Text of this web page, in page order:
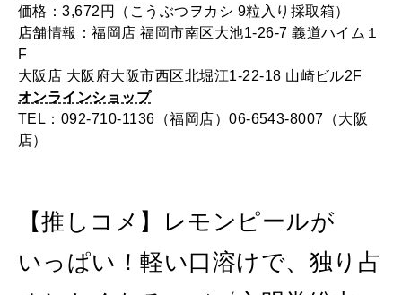
価格：3,672円（こうぶつヲカシ 9粒入り採取箱）
店舗情報：福岡店 福岡市南区大池1-26-7 義道ハイム１
F
大阪店 大阪府大阪市西区北堀江1-22-18 山崎ビル2F
オンラインショップ
TEL：092-710-1136（福岡店）06-6543-8007（大阪
店）
【推しコメ】レモンピールが
いっぱい！軽い口溶けで、独り占